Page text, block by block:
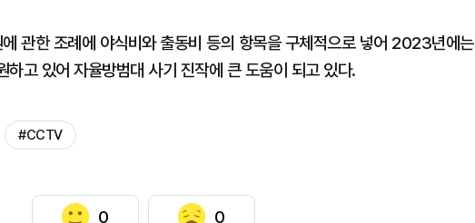
관한 조례에 야식비와 출동비 등의 항목을 구체적으로 넣어 2023년에는
고 있어 자율방범대 사기 진작에 큰 도움이 되고 있다.
#CCTV
0 0